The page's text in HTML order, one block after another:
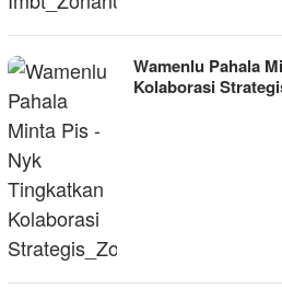
Wamenlu Pahala
Kolaborasi